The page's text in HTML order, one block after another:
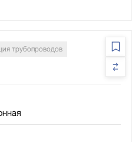
трубопроводов